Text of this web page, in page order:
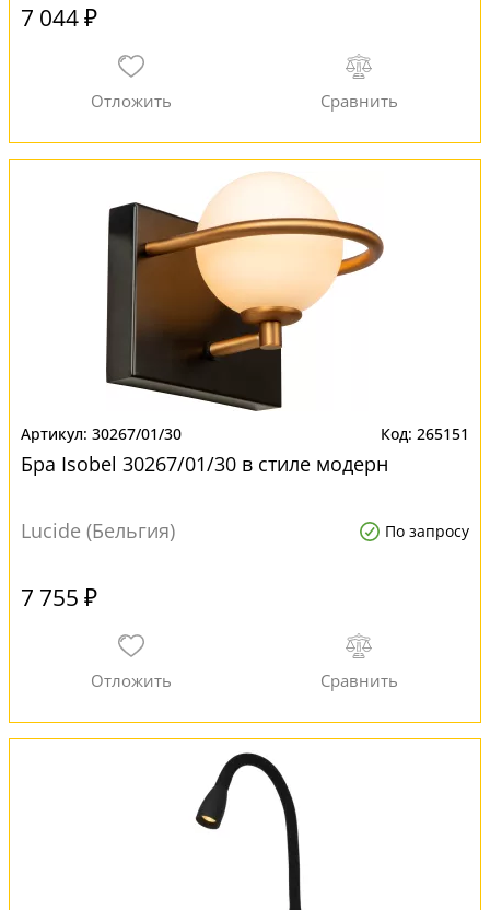
7 044 ₽
30267/01/30 265151
Бра Isobel 30267/01/30 в стиле модерн
Lucide (Бельгия) По запросу
7 755 ₽